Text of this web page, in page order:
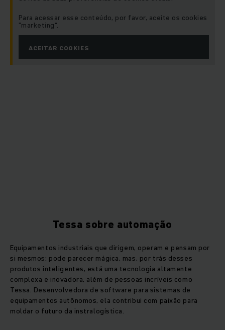
Para acessar esse conteúdo, por favor, aceite os cookies
"marketing“.
ACEITAR COOKIES
Tessa sobre automação
Equipamentos industriais que dirigem, operam e pensam por
si mesmos: pode parecer mágica, mas, por trás desses
produtos inteligentes, está uma tecnologia altamente
complexa e inovadora, além de pessoas incríveis como
Tessa. Desenvolvedora de software para sistemas de
equipamentos autônomos, ela contribui com paixão para
moldar o futuro da instralogística.